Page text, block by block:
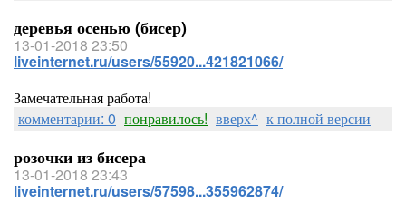
деревья осенью (бисер)
13-01-2018 23:50
liveinternet.ru/users/55920...421821066/
Замечательная работа!
комментарии: 0 понравилось! вверх^ к полной версии
розочки из бисера
13-01-2018 23:43
liveinternet.ru/users/57598...355962874/